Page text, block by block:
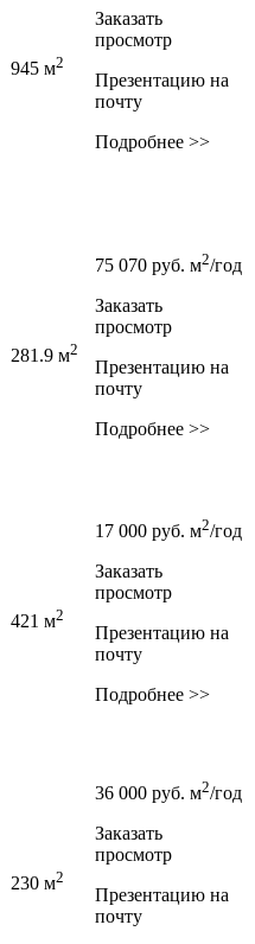
945 м2
Заказать
просмотр
Презентацию на
почту
Подробнее >>
281.9 м2
75 070 руб. м2/год
Заказать
просмотр
Презентацию на
почту
Подробнее >>
421 м2
17 000 руб. м2/год
Заказать
просмотр
Презентацию на
почту
Подробнее >>
230 м2
36 000 руб. м2/год
Заказать
просмотр
Презентацию на
почту